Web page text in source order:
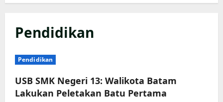
Pendidikan
Pendidikan
USB SMK Negeri 13: Walikota Batam
Lakukan Peletakan Batu Pertama